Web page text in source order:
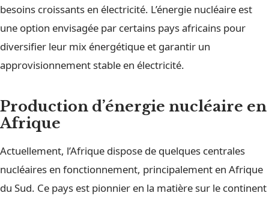
besoins croissants en électricité. L’énergie nucléaire est
une option envisagée par certains pays africains pour
diversifier leur mix énergétique et garantir un
approvisionnement stable en électricité.
Production d’énergie nucléaire en
Afrique
Actuellement, l’Afrique dispose de quelques centrales
nucléaires en fonctionnement, principalement en Afrique
du Sud. Ce pays est pionnier en la matière sur le continent